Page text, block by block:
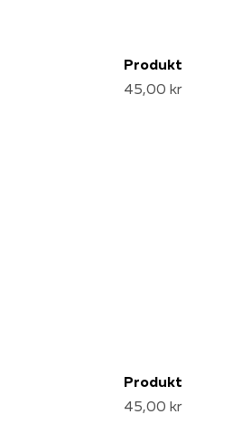
Produkt
45,00 kr
Produkt
45,00 kr